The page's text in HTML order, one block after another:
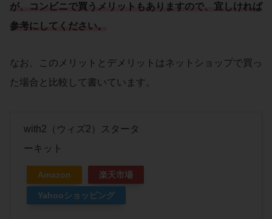
が、コンビニで買うメリットもありますので、宜しければ
参考にしてください。
なお、このメリットとデメリットはネットショップで買っ
た場合と比較して書いています。
with2（ウィズ2）スタータ
ーキット
Amazon 楽天市場
Yahooショッピング